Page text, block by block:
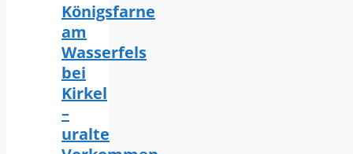
Königsfarne
am
Wasserfels
bei
Kirkel
–
uralte